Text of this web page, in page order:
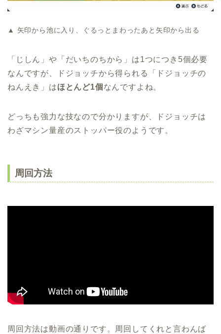
▲ 矢印から池に入り、ぐるっとまわったあと矢印から出る
「じしん」や「だいちのちから」は1つにつき5個必要
なんですが、ドジョッチから得られる「ドジョッチの
ねんえき」はほとんど1個 なんですよね。
どっちも強力な技なので分かりますが、ドジョッチは
わざマシン量産のストッパー役のようです。
周回方法
周回方法は動画の通りです。周回してくれと言わんば